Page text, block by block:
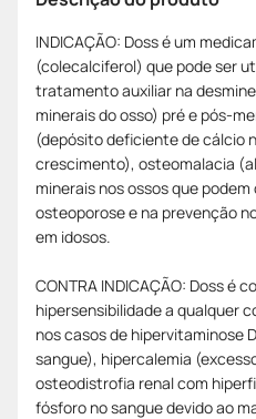
INDICAÇÃO: Doss é um
(colecalciferol) que pode ser
tratamento auxiliar na
minerais do osso) pré e pós-
(depósito deficiente de cálcio
crescimento), osteomalacia
minerais nos ossos que
osteoporose e na prevenção
em idosos.
CONTRA INDICAÇÃO: Doss é
hipersensibilidade a qualquer
nos casos de hipervitaminose
sangue), hipercalemia
osteodistrofia renal com
fósforo no sangue devido ao